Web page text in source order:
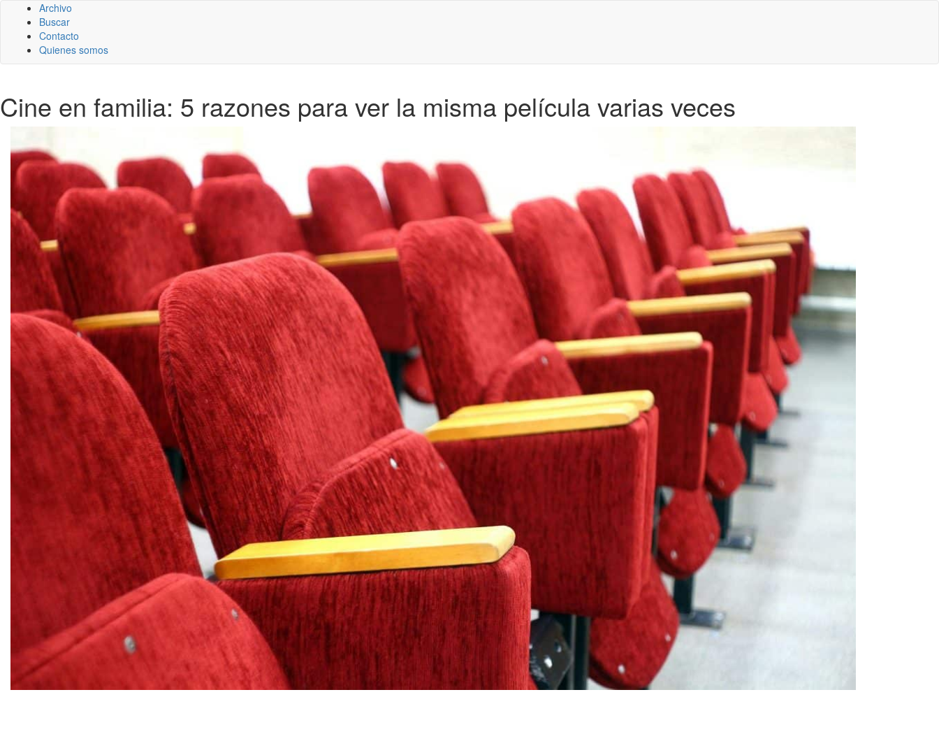
Archivo
Buscar
Contacto
Quienes somos
Cine en familia: 5 razones para ver la misma película varias veces